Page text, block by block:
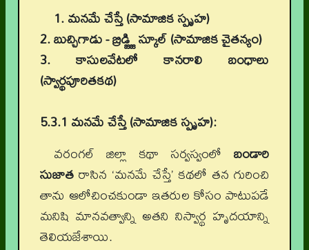
1. మనమే చేస్తే (సామాజిక స్పృహ)
2. బుచ్చిగాడు - బ్రిడ్జ్జి స్కూల్ (సామాజిక చైతన్యం)
3. కాసులవేటలో కానరాలి బంధాలు
(స్వార్థపూరితకథ)
5.3.1 మనమే చేస్తే (సామాజిక స్పృహ):
వరంగల్ జిల్లా కథా సర్వస్వంలో బండారి
సుజాతరాసిన ‘మనమే చేస్తే’ కథలో తన గురించి
తాను ఆలోచించకుండా ఇతరుల కోసం పాటుపడే
మనిషి మానవత్వాన్ని అతని నిస్వార్థ హృదయాన్ని
తెలియజేశాయి.